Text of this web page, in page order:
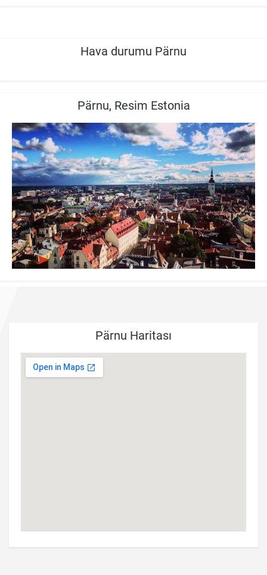
Hava durumu Pärnu
Pärnu, Resim Estonia
Pärnu Haritası